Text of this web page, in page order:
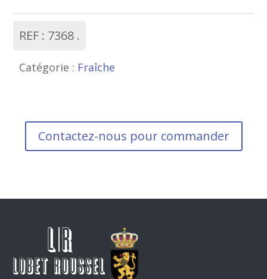
REF : 7368
Catégorie : Fraîche
Contactez-nous pour commander